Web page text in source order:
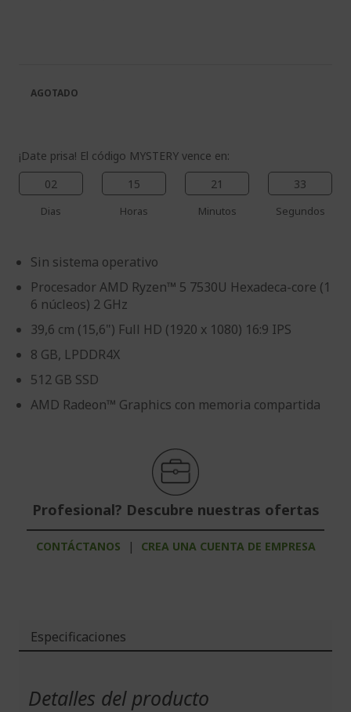
imágenes
galería
¡Date prisa! El código MYSTERY vence en:
02
Dias
15
Horas
21
Minutos
33
Segundos
Sin sistema operativo
Procesador AMD Ryzen™ 5 7530U Hexadeca-core (1
6 núcleos) 2 GHz
39,6 cm (15,6") Full HD (1920 x 1080) 16:9 IPS
8 GB, LPDDR4X
512 GB SSD
AMD Radeon™ Graphics con memoria compartida
Profesional? Descubre nuestras ofertas
CONTÁCTANOS | CREA UNA CUENTA DE EMPRESA
AGOTADO
Especificaciones
Detalles del producto